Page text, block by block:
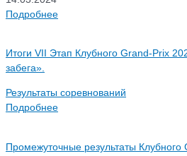
Подробнее
Итоги VII Этап Клубного Grand-Prix
забега».
Результаты соревнований
Подробнее
Промежуточные результаты Клубного